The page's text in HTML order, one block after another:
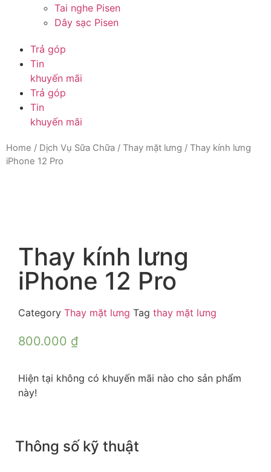
Tai nghe Pisen
Dây sạc Pisen
Trả góp
Tin
khuyến mãi
Trả góp
Tin
khuyến mãi
Home / Dịch Vụ Sữa Chữa / Thay mặt lưng / Thay kính lưng
iPhone 12 Pro
Thay kính lưng
iPhone 12 Pro
Category Thay mặt lưng Tag thay mặt lưng
800.000 ₫
Hiện tại không có khuyến mãi nào cho sản phẩm
này!
Thông số kỹ thuật